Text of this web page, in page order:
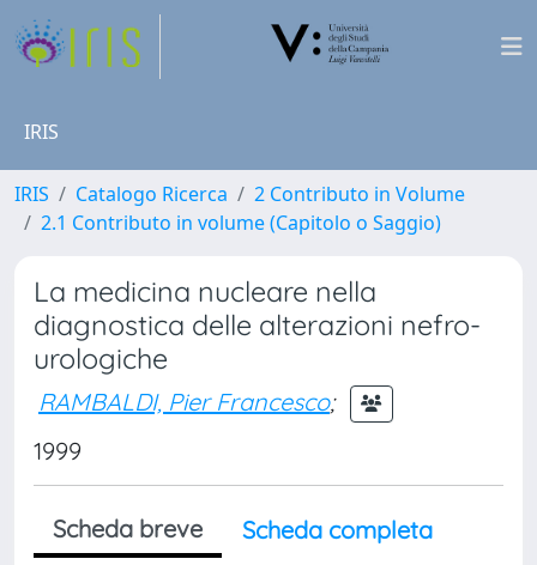
IRIS
IRIS Catalogo Ricerca
2 Contributo in Volume
2.1 Contributo in volume (Capitolo o Saggio)
La medicina nucleare nella
diagnostica delle alterazioni nefro-
urologiche
RAMBALDI, Pier Francesco;
1999
Scheda breve
Scheda completa